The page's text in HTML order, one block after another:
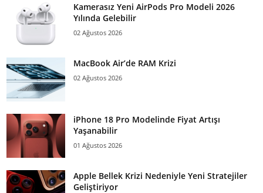
Kamerasız Yeni AirPods Pro Modeli 2026
Yılında Gelebilir
02 Ağustos 2026
MacBook Air’de RAM Krizi
02 Ağustos 2026
iPhone 18 Pro Modelinde Fiyat Artışı
Yaşanabilir
01 Ağustos 2026
Apple Bellek Krizi Nedeniyle Yeni Stratejiler
Geliştiriyor